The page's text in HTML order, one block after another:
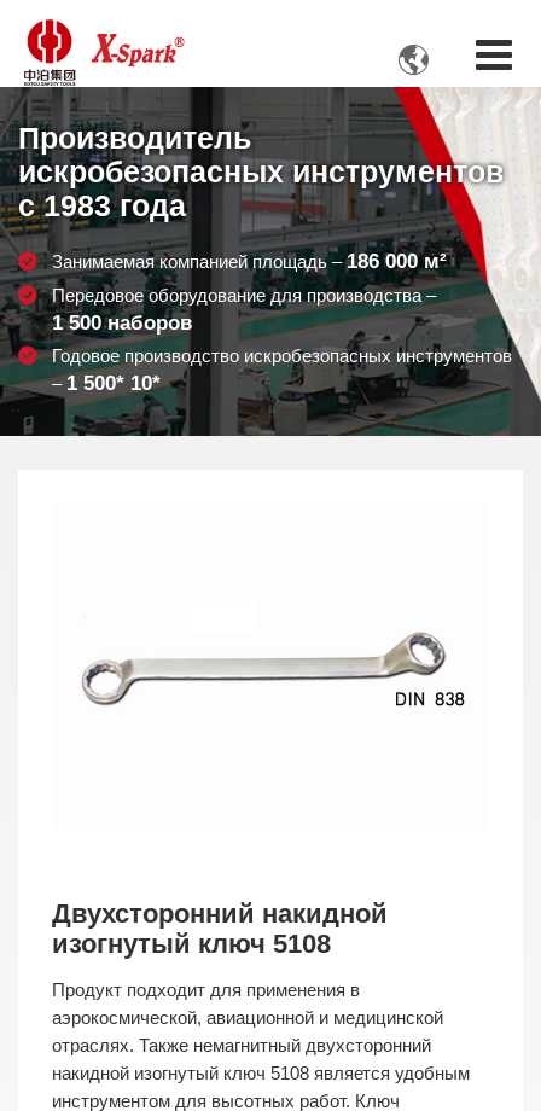

Производитель
искробезопасных инструментов
с 1983 года
Занимаемая компанией площадь –186 000м²
Передовое оборудование для производства –
1 500наборов
Годовое производство искробезопасных инструментов
– 1 500* 10*
Двухсторонний накидной
изогнутый ключ 5108
Продукт подходит для применения в
аэрокосмической, авиационной и медицинской
отраслях. Также немагнитный двухсторонний
накидной изогнутый ключ 5108 является удобным
инструментом для высотных работ. Ключ